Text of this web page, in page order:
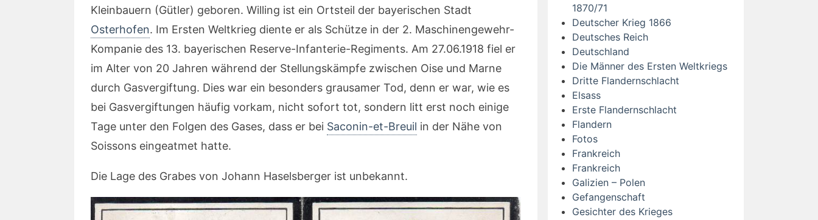
Kleinbauern (Gütler) geboren. Willing ist ein Ortsteil der bayerischen Stadt
Osterhofen. Im Ersten Weltkrieg diente er als Schütze in der 2. Maschinengewehr-
Kompanie des 13. bayerischen Reserve-Infanterie-Regiments. Am 27.06.1918 fiel er
im Alter von 20 Jahren während der Stellungskämpfe zwischen Oise und Marne
durch Gasvergiftung. Dies war ein besonders grausamer Tod, denn er war, wie es
bei Gasvergiftungen häufig vorkam, nicht sofort tot, sondern litt erst noch einige
Tage unter den Folgen des Gases, dass er bei Saconin-et-Breuil in der Nähe von
Soissons eingeatmet hatte.
Die Lage des Grabes von Johann Haselsberger ist unbekannt.
1870/71
Deutscher Krieg 1866
Deutsches Reich
Deutschland
Die Männer des Ersten Weltkriegs
Dritte Flandernschlacht
Elsass
Erste Flandernschlacht
Flandern
Fotos
Frankreich
Frankreich
Galizien – Polen
Gefangenschaft
Gesichter des Krieges